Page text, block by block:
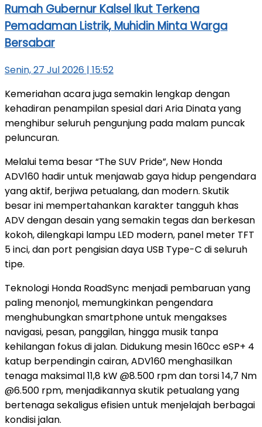
Rumah Gubernur Kalsel Ikut Terkena
Pemadaman Listrik, Muhidin Minta Warga
Bersabar
Senin, 27 Jul 2026 | 15:52
Kemeriahan acara juga semakin lengkap dengan
kehadiran penampilan spesial dari Aria Dinata yang
menghibur seluruh pengunjung pada malam puncak
peluncuran.
Melalui tema besar “The SUV Pride”, New Honda
ADV160 hadir untuk menjawab gaya hidup pengendara
yang aktif, berjiwa petualang, dan modern. Skutik
besar ini mempertahankan karakter tangguh khas
ADV dengan desain yang semakin tegas dan berkesan
kokoh, dilengkapi lampu LED modern, panel meter TFT
5 inci, dan port pengisian daya USB Type-C di seluruh
tipe.
Teknologi Honda RoadSync menjadi pembaruan yang
paling menonjol, memungkinkan pengendara
menghubungkan smartphone untuk mengakses
navigasi, pesan, panggilan, hingga musik tanpa
kehilangan fokus di jalan. Didukung mesin 160cc eSP+ 4
katup berpendingin cairan, ADV160 menghasilkan
tenaga maksimal 11,8 kW @8.500 rpm dan torsi 14,7 Nm
@6.500 rpm, menjadikannya skutik petualang yang
bertenaga sekaligus efisien untuk menjelajah berbagai
kondisi jalan.